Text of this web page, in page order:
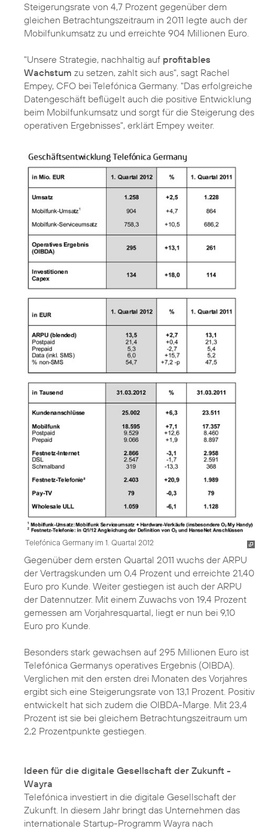
Steigerungsrate von 4,7 Prozent gegenüber dem
gleichen Betrachtungszeitraum in 2011 legte auch der
Mobilfunkumsatz zu und erreichte 904 Millionen Euro.
"Unsere Strategie, nachhaltig auf profitables
Wachstum zu setzen, zahlt sich aus", sagt Rachel
Empey, CFO bei Telefónica Germany. "Das erfolgreiche
Datengeschäft beflügelt auch die positive Entwicklung
beim Mobilfunkumsatz und sorgt für die Steigerung des
operativen Ergebnisses", erklärt Empey weiter.
Telefónica Germany im 1. Quartal 2012
Gegenüber dem ersten Quartal 2011 wuchs der ARPU
der Vertragskunden um 0,4 Prozent und erreichte 21,40
Euro pro Kunde. Weiter gestiegen ist auch der ARPU
der Datennutzer. Mit einem Zuwachs von 19,4 Prozent
gemessen am Vorjahresquartal, liegt er nun bei 9,10
Euro pro Kunde.
Besonders stark gewachsen auf 295 Millionen Euro ist
Telefónica Germanys operatives Ergebnis (OIBDA).
Verglichen mit den ersten drei Monaten des Vorjahres
ergibt sich eine Steigerungsrate von 13,1 Prozent. Positiv
entwickelt hat sich zudem die OIBDA-Marge. Mit 23,4
Prozent ist sie bei gleichem Betrachtungszeitraum um
2,2 Prozentpunkte gestiegen.
Ideen für die digitale Gesellschaft der Zukunft -
Wayra
Telefónica investiert in die digitale Gesellschaft der
Zukunft. In diesem Jahr bringt das Unternehmen das
internationale Startup-Programm Wayra nach